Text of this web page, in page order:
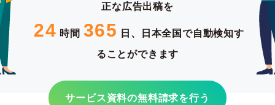
正な広告出稿を
24 時間 365
日、日本全国で自動検知す
ることができます
サービス資料の無料請求を行う